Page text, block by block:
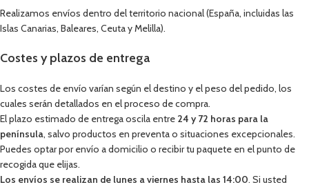
Realizamos envíos dentro del territorio nacional (España, incluidas las
Islas Canarias, Baleares, Ceuta y Melilla).
Costes y plazos de entrega
Los costes de envío varían según el destino y el peso del pedido, los
cuales serán detallados en el proceso de compra.
El plazo estimado de entrega oscila entre 24 y 72 horas para la
península, salvo productos en preventa o situaciones excepcionales.
Puedes optar por envío a domicilio o recibir tu paquete en el punto de
recogida que elijas.
Los envíos se realizan de lunes a viernes hasta las 14:00. Si usted